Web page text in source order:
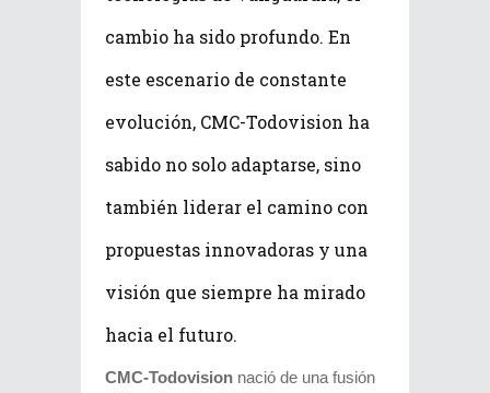
cambio ha sido profundo. En
este escenario de constante
evolución, CMC-Todovision ha
sabido no solo adaptarse, sino
también liderar el camino con
propuestas innovadoras y una
visión que siempre ha mirado
hacia el futuro.
CMC-Todovision nació de una fusión